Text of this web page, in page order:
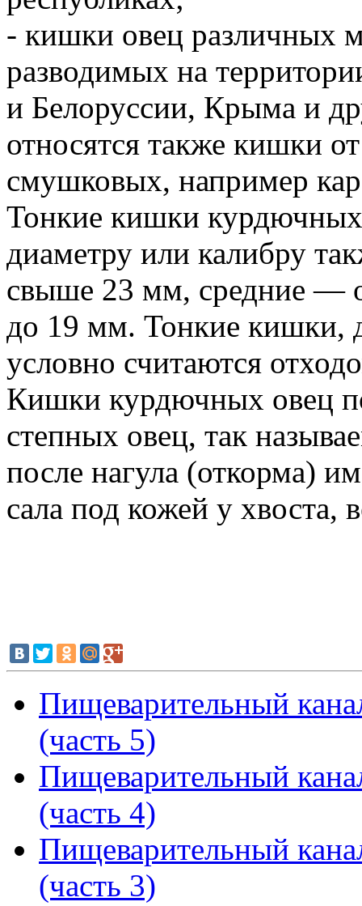
- кишки овец различных
разводимых на
и Белоруссии, Крыма и
относятся также кишки
смушковых, например
Тонкие кишки
диаметру или калибру
свыше 23 мм, средние —
до 19 мм. Тонкие кишки,
условно считаются
Кишки курдючных овец
степных овец, так
после нагула (откорма)
сала под кожей у хвоста,
Пищеварительный
(часть 5)
Пищеварительный
(часть 4)
Пищеварительный
(часть 3)